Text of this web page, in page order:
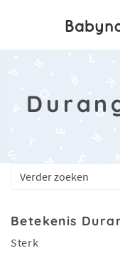
Betekenis
Sterk